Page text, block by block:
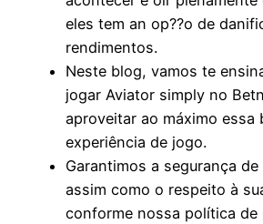
eles tem an op??o de
rendimentos.
Neste blog, vamos te
jogar Aviator simply no
aproveitar ao máximo essa
experiência de jogo.
Garantimos a segurança
assim como o respeito à
conforme nossa política de